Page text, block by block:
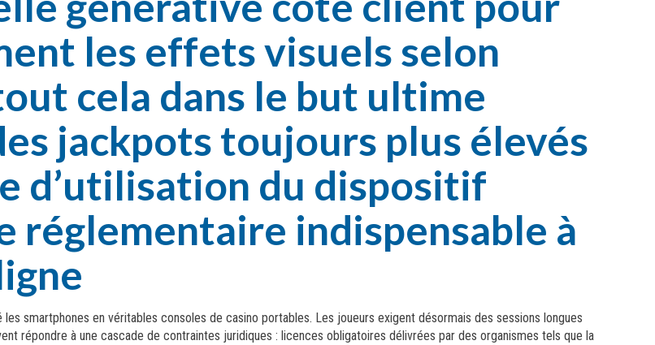
les effets visuels selon
cela dans le but ultime
jackpots toujours plus élevés
d’utilisation du dispositif
réglementaire indispensable à
smartphones en véritables consoles de casino portables. Les joueurs exigent désormais des sessions longues
répondre à une cascade de contraintes juridiques : licences obligatoires délivrées par des organismes tels que la